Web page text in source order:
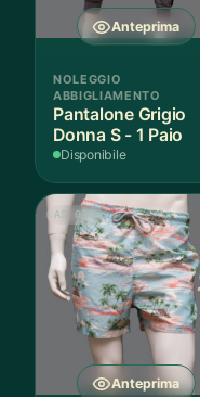
Anteprima
NOLEGGIO
ABBIGLIAMENTO
Pantalone Grigio
Donna S - 1 Paio
Disponibile
Anteprima
AS 011